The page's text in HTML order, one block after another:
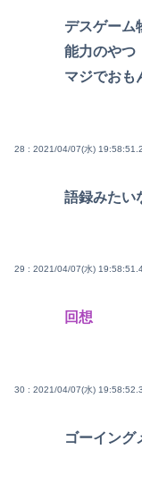
デスゲーム
能力のやつ
マジでおも
28 : 2021/04/07(水)
語録みたい
29 : 2021/04/07(水)
回想
30 : 2021/04/07(水)
ゴーイング